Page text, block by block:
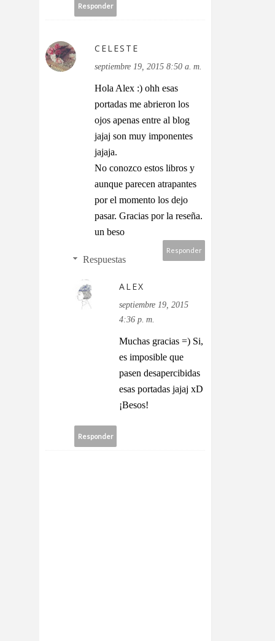
Responder
CELESTE
septiembre 19, 2015 8:50 a. m.
Hola Alex :) ohh esas
portadas me abrieron los
ojos apenas entre al blog
jajaj son muy imponentes
jajaja.
No conozco estos libros y
aunque parecen atrapantes
por el momento los dejo
pasar. Gracias por la reseña.
un beso
Responder
Respuestas
ALEX
septiembre 19, 2015
4:36 p. m.
Muchas gracias =) Si,
es imposible que
pasen desapercibidas
esas portadas jajaj xD
¡Besos!
Responder